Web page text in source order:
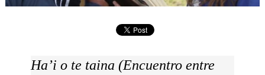
Ha’i o te taina (Encuentro entre